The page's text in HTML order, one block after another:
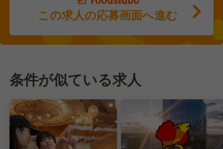
この求人の応募画面へ進む
条件が似ている求人